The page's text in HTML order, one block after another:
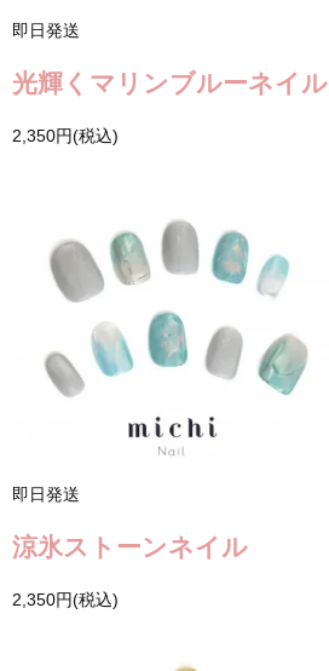
即日発送
光輝くマリンブルーネイル
2,350円(税込)
即日発送
涼氷ストーンネイル
2,350円(税込)